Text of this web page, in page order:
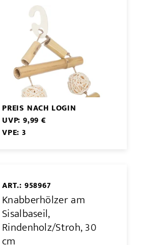
PREIS NACH LOGIN
UVP: 9,99 €
VPE: 3
ART.: 958967
Knabberhölzer am
Sisalbaseil,
Rindenholz/Stroh, 30
cm